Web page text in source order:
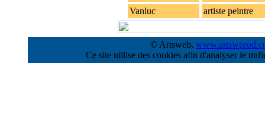
Vanluc
artiste peintre
© Artsweb,
Ce site utilise des cookies afin d'analyser le